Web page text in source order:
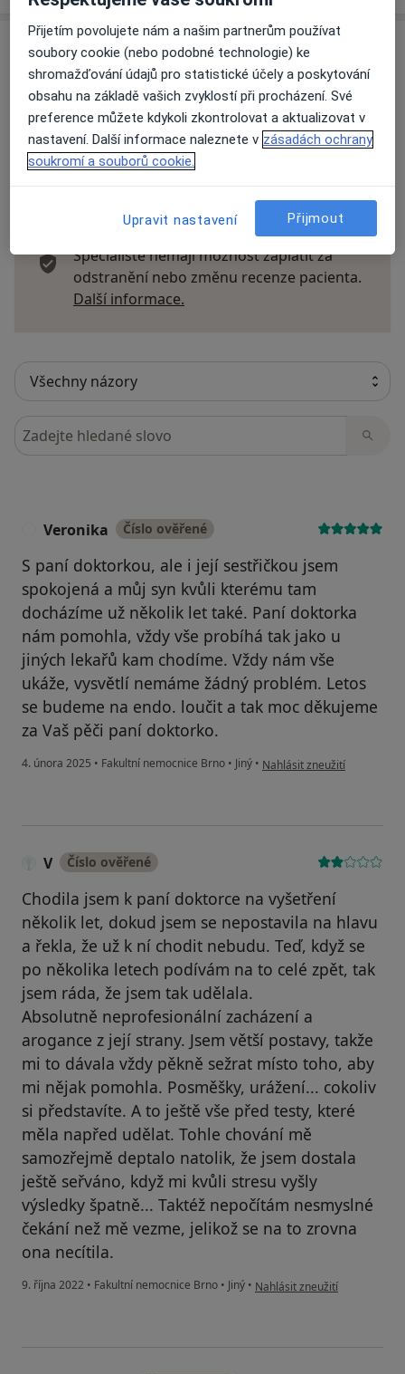
Názory
Přidejte svůj názor
27 názorů
Recenze pacientů jsou pro nás důležité.
Specialisté nemají možnost zaplatit za
odstranění nebo změnu recenze pacienta.
Další informace.
Hledejte v názorech
Veronika Číslo ověřené
S paní doktorkou, ale i její sestřičkou jsem
spokojená a můj syn kvůli kterému tam
docházíme už několik let také. Paní doktorka
nám pomohla, vždy vše probíhá tak jako u
jiných lekařů kam chodíme. Vždy nám vše
ukáže, vysvětlí nemáme žádný problém. Letos
se budeme na endo. loučit a tak moc děkujeme
za Vaš pěči paní doktorko.
4. února 2025 • Fakultní nemocnice Brno • Jiný • podle názoru uživatele
Nahlásit zneužití
V Číslo ověřené
Chodila jsem k paní doktorce na vyšetření
několik let, dokud jsem se nepostavila na hlavu
a řekla, že už k ní chodit nebudu. Teď, když se
po několika letech podívám na to celé zpět, tak
jsem ráda, že jsem tak udělala.
Absolutně neprofesionální zacházení a
arogance z její strany. Jsem větší postavy, takže
mi to dávala vždy pěkně sežrat místo toho, aby
mi nějak pomohla. Posměšky, urážení... cokoliv
si představíte. A to ještě vše před testy, které
měla napřed udělat. Tohle chování mě
samozřejmě deptalo natolik, že jsem dostala
ještě seřváno, když mi kvůli stresu vyšly
výsledky špatně... Taktéž nepočítám nesmyslné
čekání než mě vezme, jelikož se na to zrovna
ona necítila.
9. října 2022 • Fakultní nemocnice Brno • Jiný • podle názoru uživatele V
Nahlásit zneužití
Přijetím povolujete nám a našim partnerům používat
soubory cookie (nebo podobné technologie) ke
shromažďování údajů pro statistické účely a poskytování
obsahu na základě vašich zvyklostí při procházení. Své
preference můžete kdykoli zkontrolovat a aktualizovat v
nastavení. Další informace naleznete v zásadách ochrany
soukromí a souborů cookie.
Upravit nastavení Přijmout